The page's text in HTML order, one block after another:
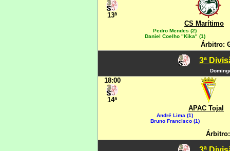
13ª
CS Marítimo
Pedro Mendes (2)
Daniel Coelho "Kika" (1)
Árbitro:
3ª
18:00
14ª
APAC Tojal
André Lima (1)
Bruno Francisco (1)